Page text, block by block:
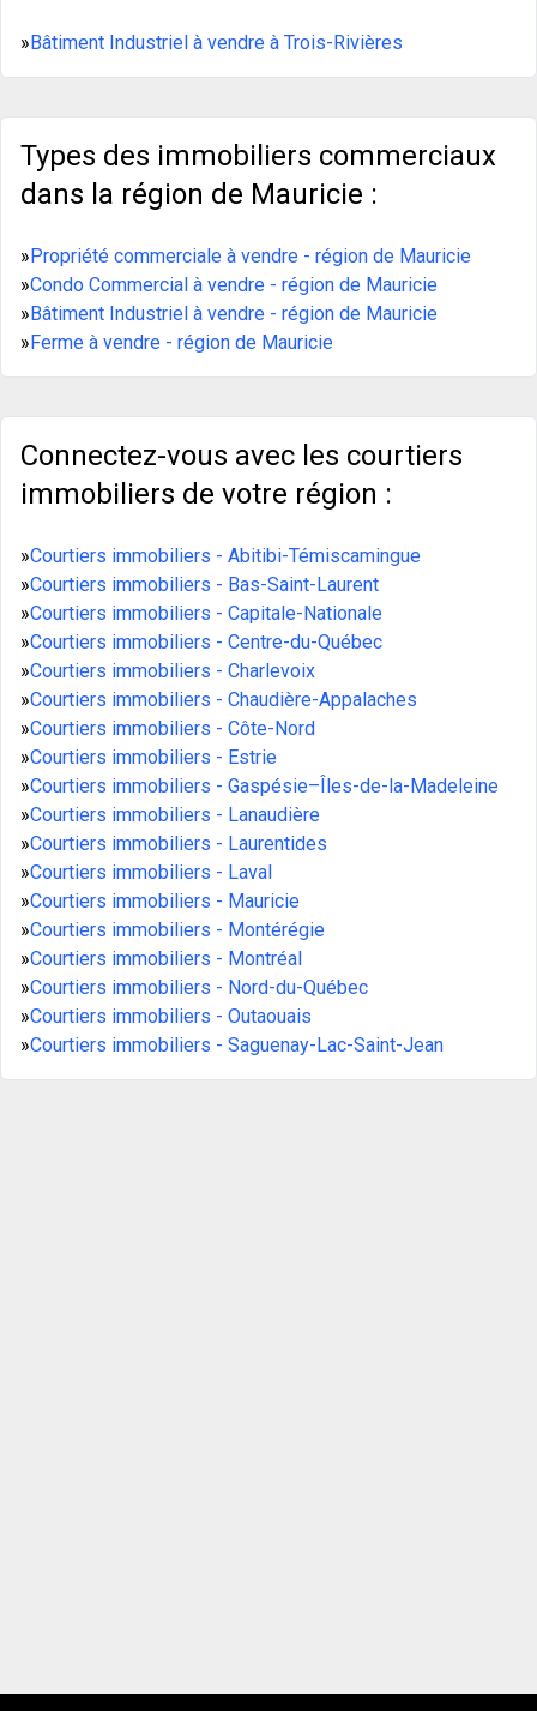
» Bâtiment Industriel à vendre à Trois-Rivières
Types des immobiliers commerciaux
dans la région de Mauricie :
» Propriété commerciale à vendre - région de Mauricie
»Condo Commercial à vendre - région de Mauricie
» Bâtiment Industriel à vendre - région de Mauricie
» Ferme à vendre - région de Mauricie
Connectez-vous avec les courtiers
immobiliers de votre région :
»Courtiers immobiliers - Abitibi-Témiscamingue
»Courtiers immobiliers - Bas-Saint-Laurent
»Courtiers immobiliers - Capitale-Nationale
»Courtiers immobiliers - Centre-du-Québec
»Courtiers immobiliers - Charlevoix
»Courtiers immobiliers - Chaudière-Appalaches
»Courtiers immobiliers - Côte-Nord
»Courtiers immobiliers - Estrie
»Courtiers immobiliers - Gaspésie–Îles-de-la-Madeleine
»Courtiers immobiliers - Lanaudière
»Courtiers immobiliers - Laurentides
»Courtiers immobiliers - Laval
»Courtiers immobiliers - Mauricie
»Courtiers immobiliers - Montérégie
»Courtiers immobiliers - Montréal
»Courtiers immobiliers - Nord-du-Québec
»Courtiers immobiliers - Outaouais
»Courtiers immobiliers - Saguenay-Lac-Saint-Jean